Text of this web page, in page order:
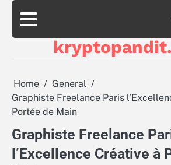
Skip
content
Home
General
Graphiste Freelance Paris
Portée de Main
Graphiste Freelance
l’Excellence Créative à